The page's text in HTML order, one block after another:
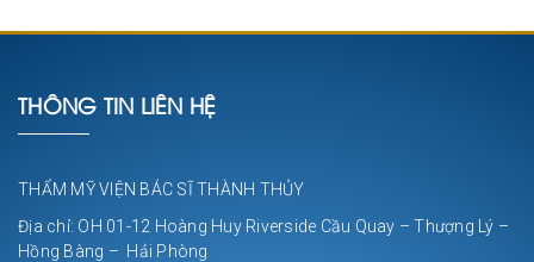
THÔNG TIN LIÊN HỆ
THẨM MỸ VIỆN BÁC SĨ THÀNH THỦY
Địa chỉ: OH 01-12 Hoàng Huy Riverside Cầu Quay – Thượng Lý –
Hồng Bàng – Hải Phòng